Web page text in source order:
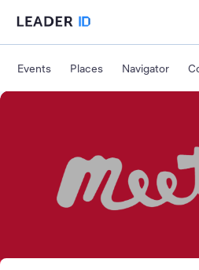
Events Places Navigator